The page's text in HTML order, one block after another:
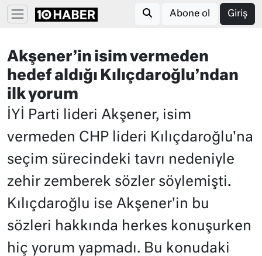
Abone ol Giriş
Akşener’in isim vermeden
hedef aldığı Kılıçdaroğlu’ndan
ilk yorum
İYİ Parti lideri Akşener, isim
vermeden CHP lideri Kılıçdaroğlu'na
seçim sürecindeki tavrı nedeniyle
zehir zemberek sözler söylemişti.
Kılıçdaroğlu ise Akşener'in bu
sözleri hakkında herkes konuşurken
hiç yorum yapmadı. Bu konudaki